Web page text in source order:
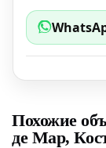
Похожие
де Мар,